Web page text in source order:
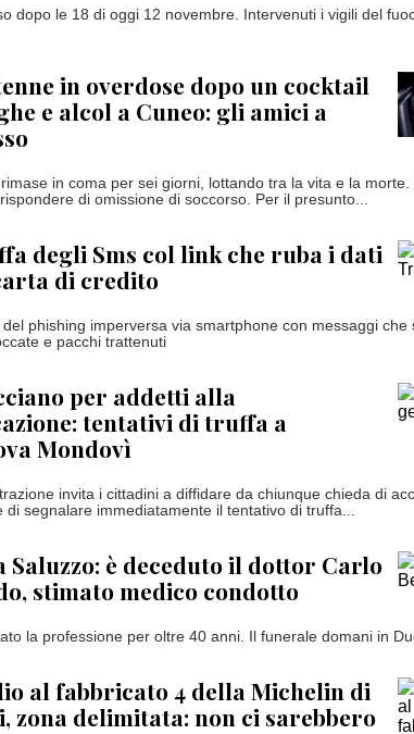
dopo le 18 di oggi 12 novembre. Intervenuti i vigili del
in overdose dopo un cocktail
e alcol a Cuneo: gli amici a
rimase in coma per sei giorni, lottando tra la vita e la morte.
di omissione di soccorso. Per il presunto...
degli Sms col link che ruba i dati
di credito
del phishing imperversa via smartphone con messaggi che
e pacchi trattenuti
per addetti alla
tentativi di truffa a
Mondovì
invita i cittadini a diffidare da chiunque chieda di
di segnalare immediatamente il tentativo di truffa...
Saluzzo: è deceduto il dottor Carlo
stimato medico condotto
la professione per oltre 40 anni. Il funerale domani in
al fabbricato 4 della Michelin di
zona delimitata: non ci sarebbero